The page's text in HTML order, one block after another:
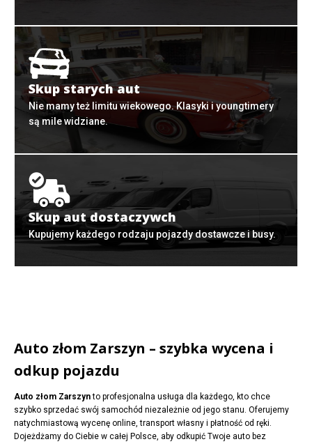
Skup starych aut
Nie mamy też limitu wiekowego. Klasyki i youngtimery
są mile widziane.
Skup aut dostaczywch
Kupujemy każdego rodzaju pojazdy dostawcze i busy.
Auto złom Zarszyn – szybka wycena i
odkup pojazdu
Auto złom Zarszynto profesjonalna usługa dla każdego, kto chce
szybko sprzedać swój samochód niezależnie od jego stanu. Oferujemy
natychmiastową wycenę online, transport własny i płatność od ręki.
Dojeżdżamy do Ciebie w całej Polsce, aby odkupić Twoje auto bez